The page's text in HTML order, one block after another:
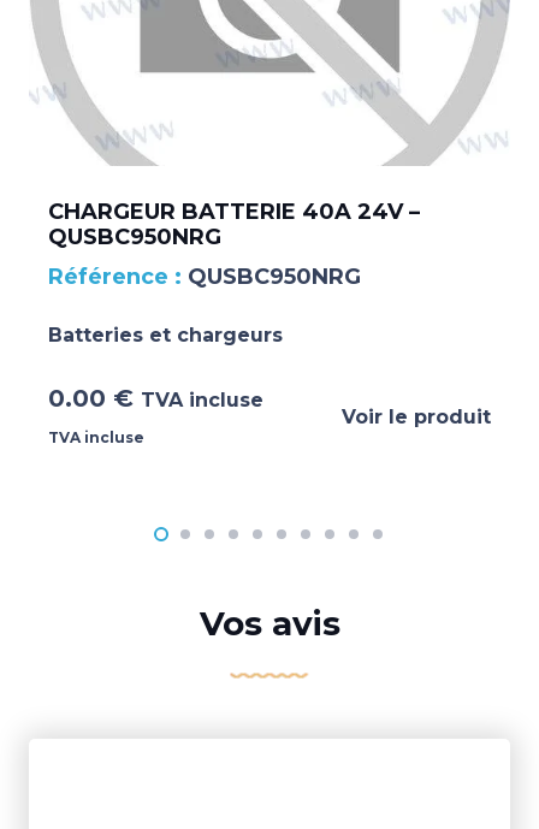
CHARGEUR BATTERIE 40A 24V –
QUSBC950NRG
QUSBC950NRG
Batteries et chargeurs
0.00 € TVA incluse
TVA incluse
Voir le produit
Vos avis